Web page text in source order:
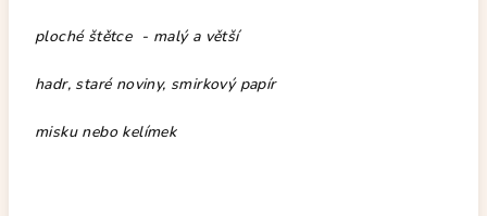
ploché štětce - malý a větší
hadr, staré noviny, smirkový papír
misku nebo kelímek